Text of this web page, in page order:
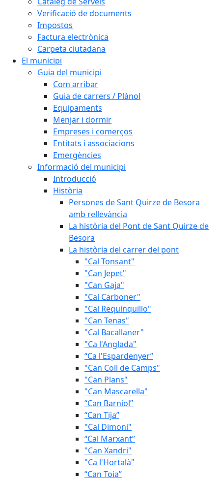
Verificació de documents
Impostos
Factura electrònica
Carpeta ciutadana
El municipi
Guia del municipi
Com arribar
Guia de carrers / Plànol
Equipaments
Menjar i dormir
Empreses i comerços
Entitats i associacions
Emergències
Informació del municipi
Introducció
Història
Persones de Sant Quirze de Besora
amb rellevància
La història del Pont de Sant Quirze de
Besora
La història del carrer del pont
"Cal Tonsant"
"Can Jepet"
"Can Gaja"
"Cal Carboner"
"Cal Requinquillo"
"Can Tenas"
"Cal Bacallaner"
"Ca l'Anglada"
“Ca l'Espardenyer”
"Can Coll de Camps"
"Can Plans"
"Can Mascarella"
“Can Barniol”
“Can Tija”
"Cal Dimoni"
“Cal Marxant”
"Can Xandri"
"Ca l'Hortalà"
“Can Toia”